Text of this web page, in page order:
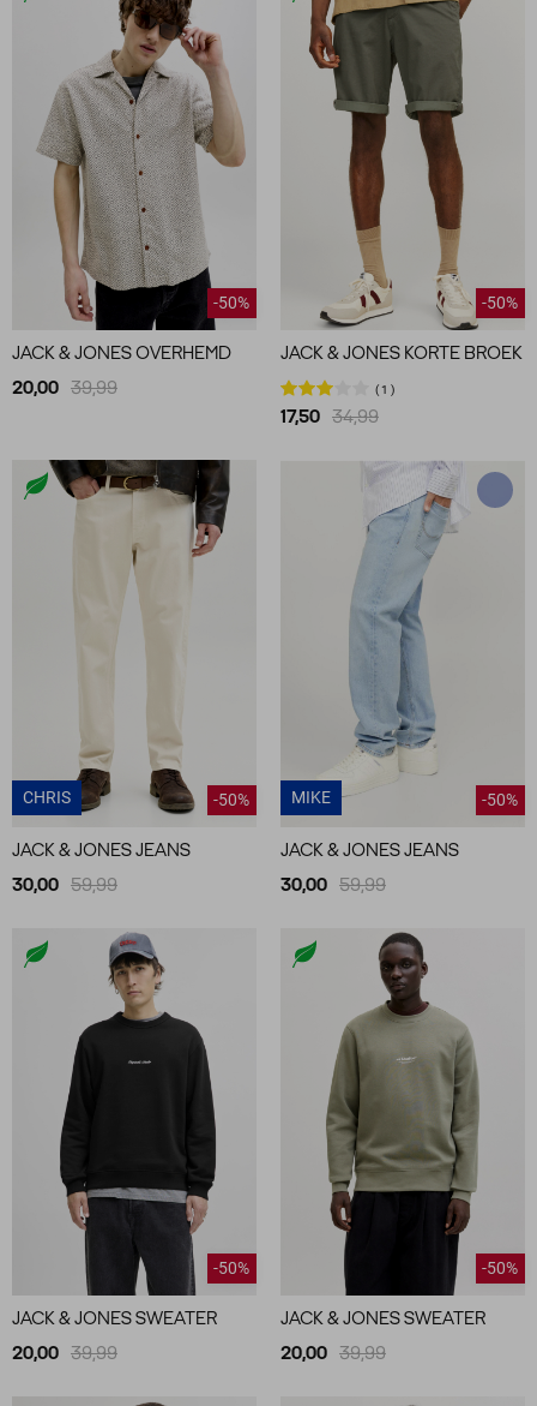
-50%
JACK & JONES OVERHEMD
20,00 39,99
-50%
JACK & JONES KORTE BROEK
1
17,50 34,99
CHRIS -50%
JACK & JONES JEANS
30,00 59,99
MIKE -50%
JACK & JONES JEANS
30,00 59,99
-50%
JACK & JONES SWEATER
20,00 39,99
-50%
JACK & JONES SWEATER
20,00 39,99